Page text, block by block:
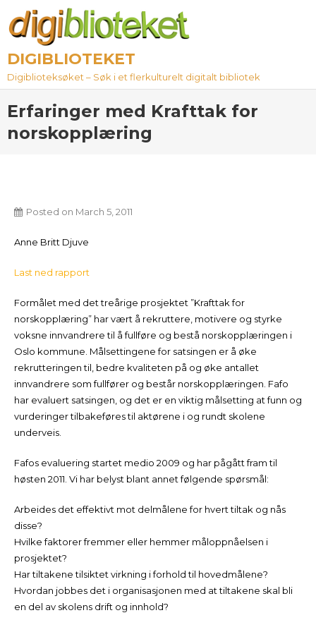
content
DIGIBLIOTEKET
Digiblioteksøket – Søk i et flerkulturelt digitalt bibliotek
Erfaringer med Krafttak for
norskopplæring
Posted on March 5, 2011
Anne Britt Djuve
Last ned rapport
Formålet med det treårige prosjektet ”Krafttak for
norskopplæring” har vært å rekruttere, motivere og styrke
voksne innvandrere til å fullføre og bestå norskopplæringen i
Oslo kommune. Målsettingene for satsingen er å øke
rekrutteringen til, bedre kvaliteten på og øke antallet
innvandrere som fullfører og består norskopplæringen. Fafo
har evaluert satsingen, og det er en viktig målsetting at funn og
vurderinger tilbakeføres til aktørene i og rundt skolene
underveis.
Fafos evaluering startet medio 2009 og har pågått fram til
høsten 2011. Vi har belyst blant annet følgende spørsmål:
Arbeides det effektivt mot delmålene for hvert tiltak og nås
disse?
Hvilke faktorer fremmer eller hemmer måloppnåelsen i
prosjektet?
Har tiltakene tilsiktet virkning i forhold til hovedmålene?
Hvordan jobbes det i organisasjonen med at tiltakene skal bli
en del av skolens drift og innhold?